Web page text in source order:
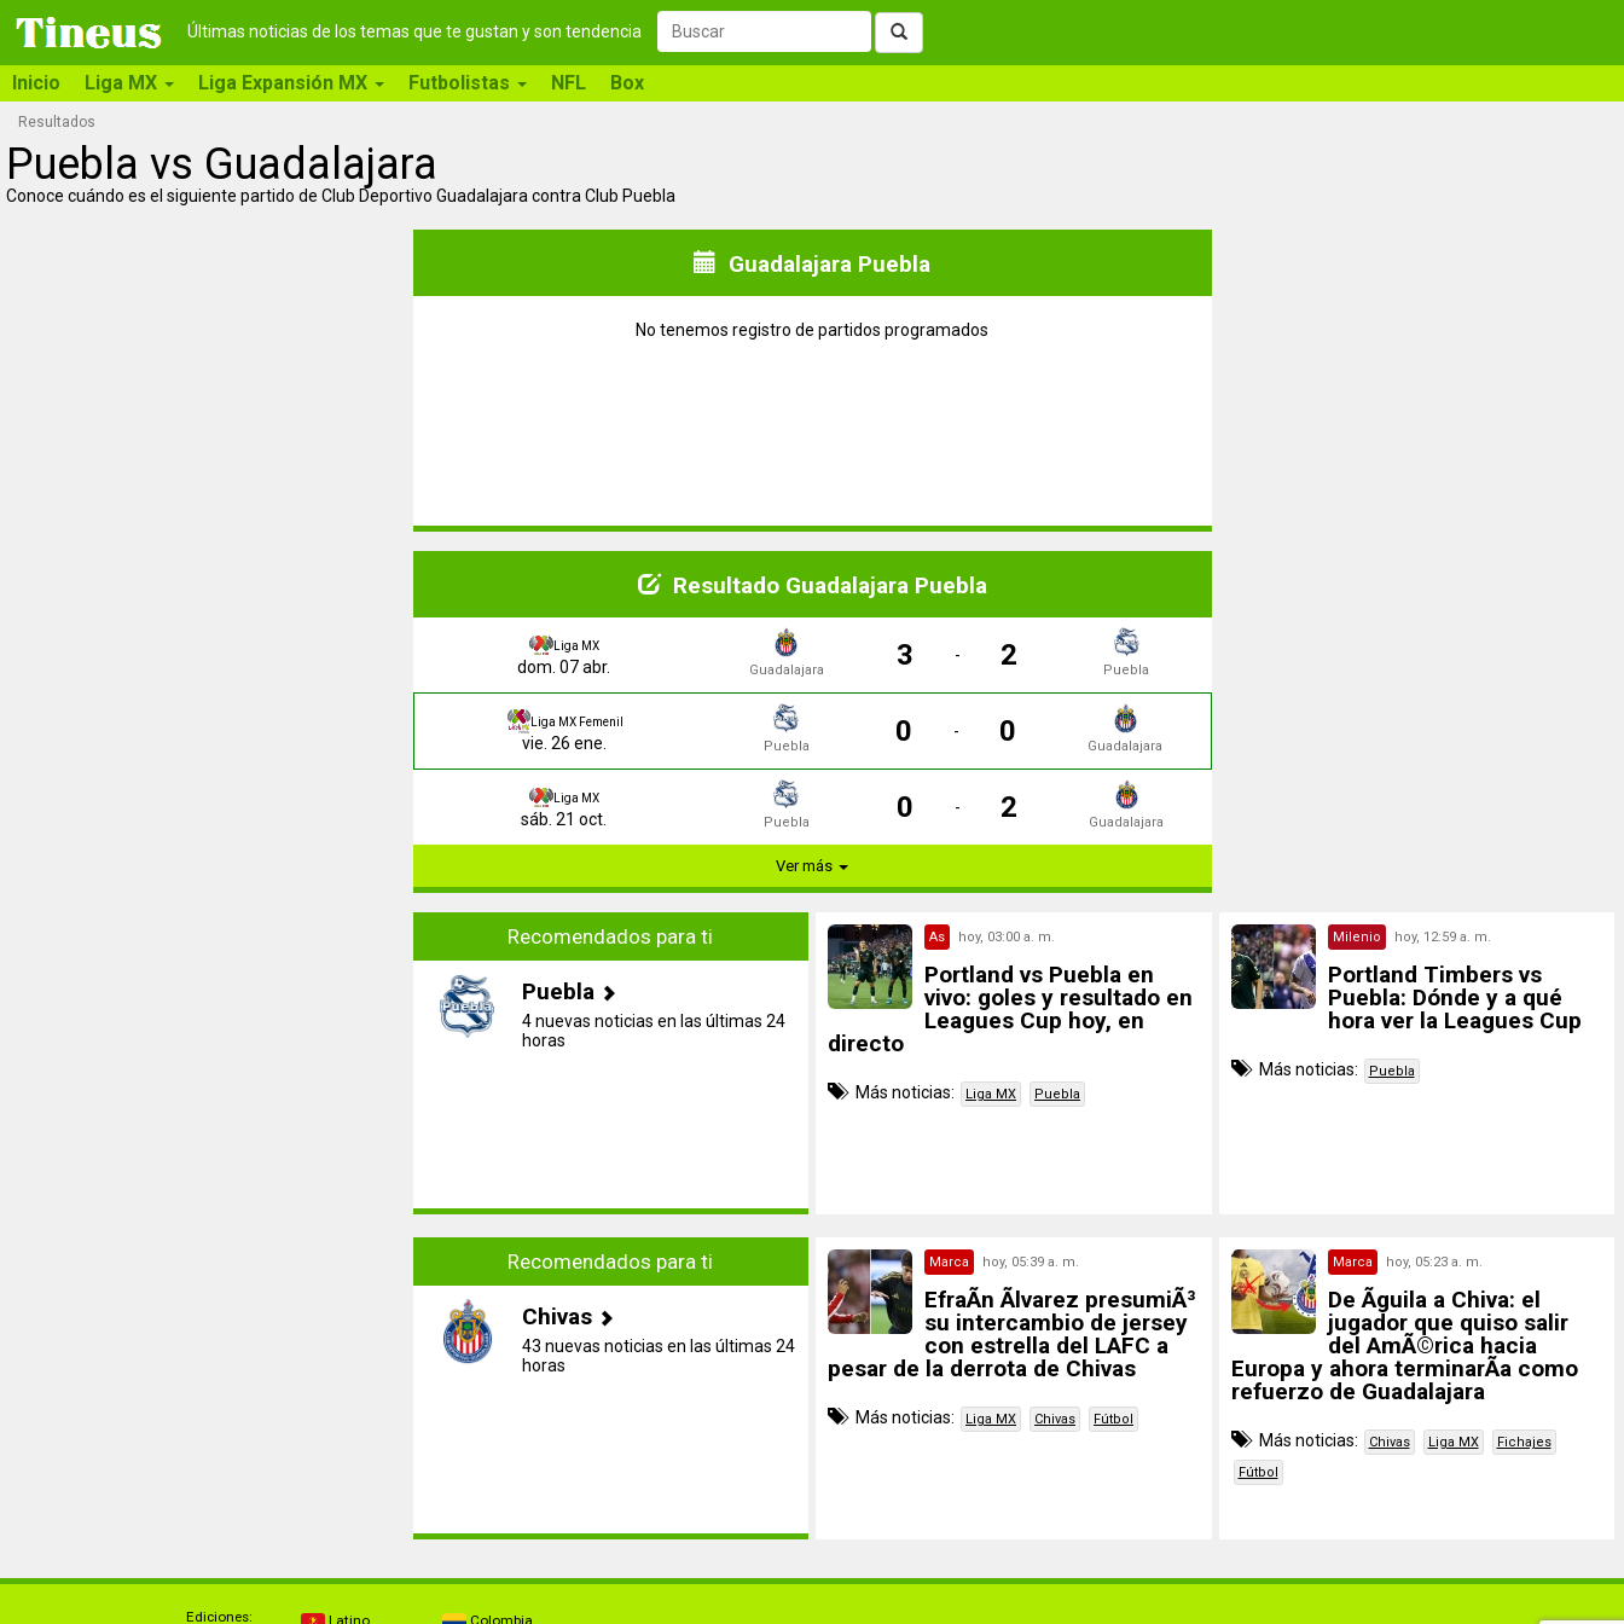
Últimas noticias de los temas que te gustan y son tendencia
Inicio Liga MX Liga Expansión MX Futbolistas NFL Box
Resultados
Puebla vs Guadalajara
Conoce cuándo es el siguiente partido de Club Deportivo Guadalajara contra Club Puebla
Guadalajara Puebla
No tenemos registro de partidos programados
Resultado Guadalajara Puebla
Liga MX
dom. 07 abr. Guadalajara 3 - 2 Puebla
Liga MX Femenil
vie. 26 ene. Puebla 0 - 0 Guadalajara
Liga MX
sáb. 21 oct. Puebla 0 - 2 Guadalajara
Ver más
Recomendados para ti
Puebla
4 nuevas noticias en las últimas 24
horas
As hoy, 03:00 a. m.
Portland vs Puebla en
vivo: goles y resultado en
Leagues Cup hoy, en
directo
Más noticias: Liga MX Puebla
Milenio hoy, 12:59 a. m.
Portland Timbers vs
Puebla: Dónde y a qué
hora ver la Leagues Cup
Más noticias: Puebla
Recomendados para ti
Chivas
43 nuevas noticias en las últimas 24
horas
Marca hoy, 05:39 a. m.
EfraÃ­n Ãlvarez presumiÃ³
su intercambio de jersey
con estrella del LAFC a
pesar de la derrota de Chivas
Más noticias: Liga MX Chivas Fútbol
Marca hoy, 05:23 a. m.
De Ãguila a Chiva: el
jugador que quiso salir
del AmÃ©rica hacia
Europa y ahora terminarÃ­a como
refuerzo de Guadalajara
Más noticias: Chivas Liga MX
Fichajes
Fútbol
Ediciones: Latino Colombia